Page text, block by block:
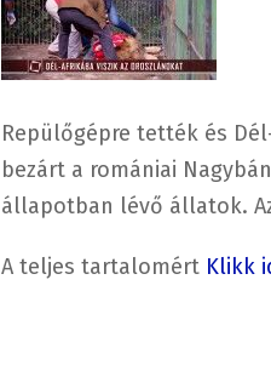
Repülőgépre tették és
bezárt a romániai
állapotban lévő állatok.
A teljes tartalomért Klikk